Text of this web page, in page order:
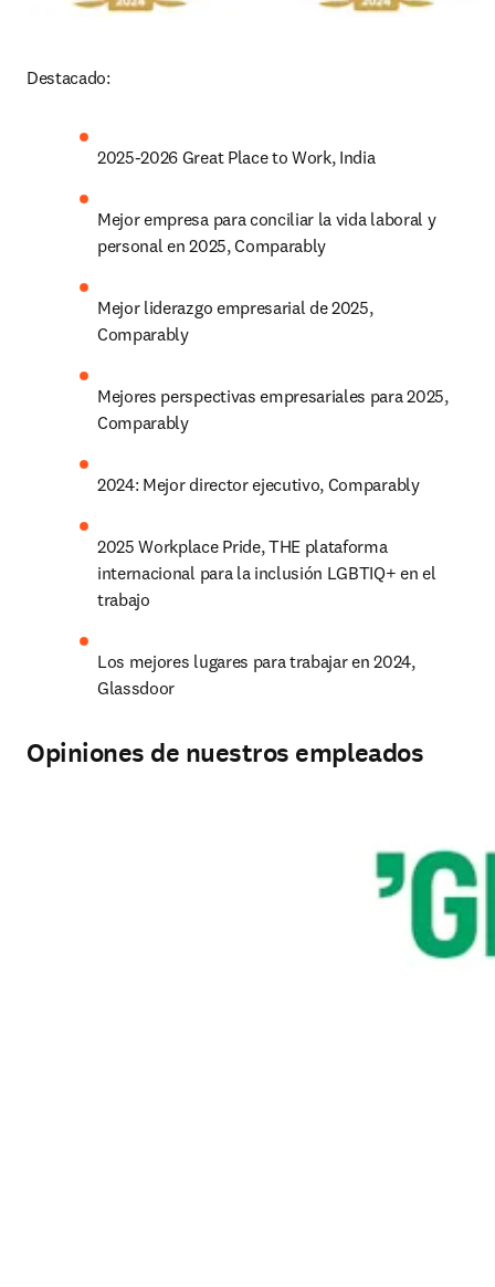
Destacado:
2025-2026 Great Place to Work, India
Mejor empresa para conciliar la vida laboral y
personal en 2025, Comparably
Mejor liderazgo empresarial de 2025,
Comparably
Mejores perspectivas empresariales para 2025,
Comparably
2024: Mejor director ejecutivo, Comparably
2025 Workplace Pride, THE plataforma
internacional para la inclusión LGBTIQ+ en el
trabajo
Los mejores lugares para trabajar en 2024,
Glassdoor
Opiniones de nuestros empleados